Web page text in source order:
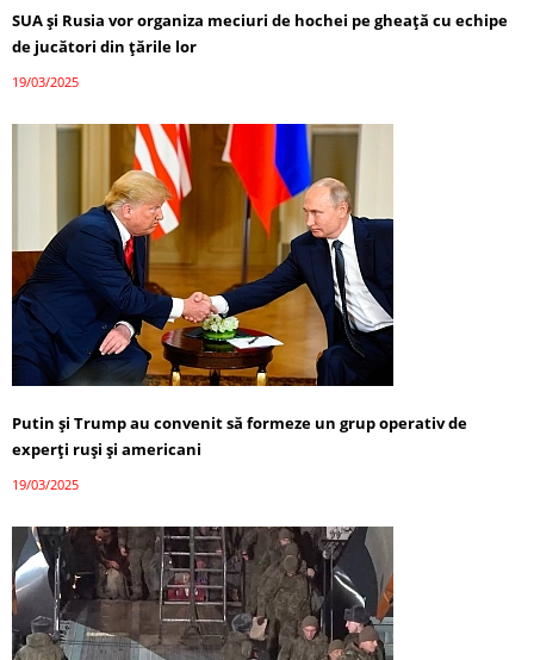
SUA și Rusia vor organiza meciuri de hochei pe gheață cu echipe
de jucători din țările lor
19/03/2025
Putin și Trump au convenit să formeze un grup operativ de
experți ruși și americani
19/03/2025